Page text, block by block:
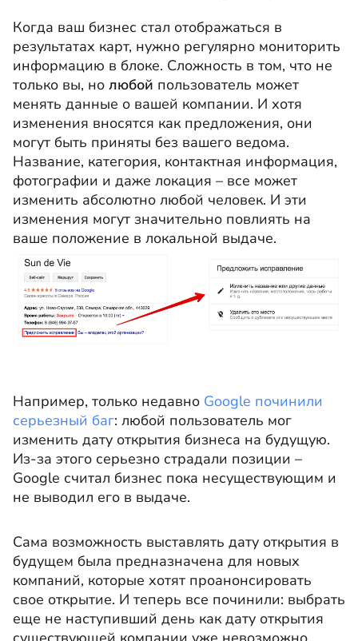
Когда ваш бизнес стал отображаться в
результатах карт, нужно регулярно мониторить
информацию в блоке. Сложность в том, что не
только вы, но любой пользователь может
менять данные о вашей компании. И хотя
изменения вносятся как предложения, они
могут быть приняты без вашего ведома.
Название, категория, контактная информация,
фотографии и даже локация – все может
изменить абсолютно любой человек. И эти
изменения могут значительно повлиять на
ваше положение в локальной выдаче.
Например, только недавно Google починили
серьезный баг: любой пользователь мог
изменить дату открытия бизнеса на будущую.
Из-за этого серьезно страдали позиции –
Google считал бизнес пока несуществующим и
не выводил его в выдаче.
Сама возможность выставлять дату открытия в
будущем была предназначена для новых
компаний, которые хотят проанонсировать
свое открытие. И теперь все починили: выбрать
еще не наступивший день как дату открытия